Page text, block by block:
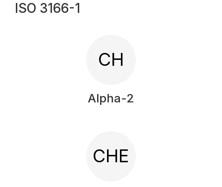
ISO 3166-1
CH
Alpha-2
CHE